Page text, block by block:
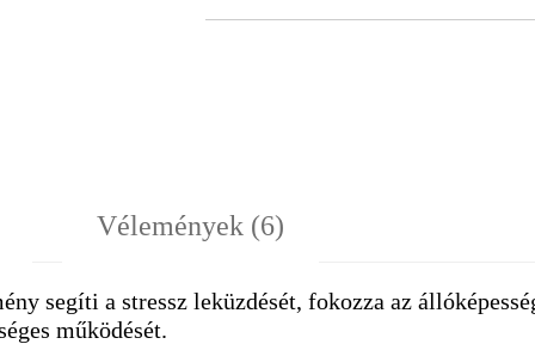
Vélemények (6)
segíti a stressz leküzdését, fokozza az
működését.